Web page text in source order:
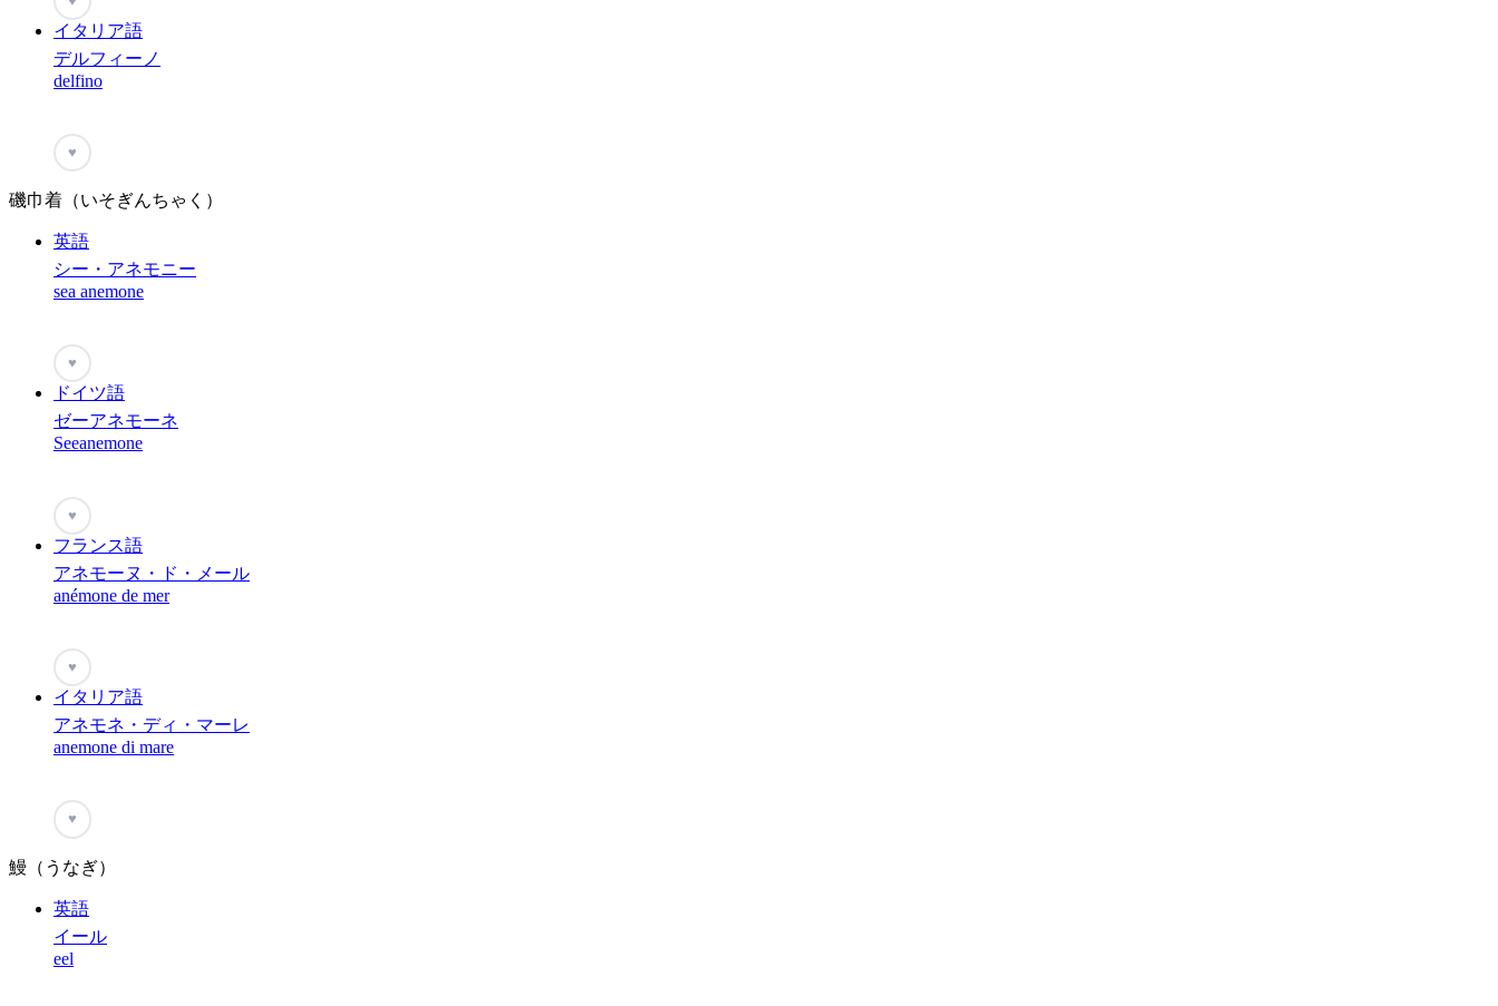
イタリア語
デルフィーノ
delfino
♥
磯巾着（いそぎんちゃく）
英語
シー・アネモニー
sea anemone
♥
ドイツ語
ゼーアネモーネ
Seeanemone
♥
フランス語
アネモーヌ・ド・メール
anémone de mer
♥
イタリア語
アネモネ・ディ・マーレ
anemone di mare
♥
鰻（うなぎ）
英語
イール
eel